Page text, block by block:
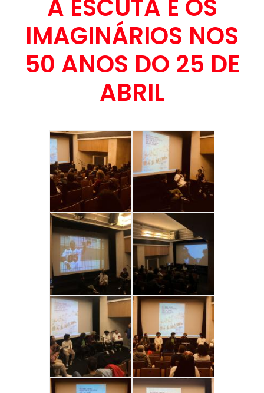
A ESCUTA E OS
IMAGINÁRIOS NOS
50 ANOS DO 25 DE
ABRIL
Image Image
Image Image
Image Image
Image Image